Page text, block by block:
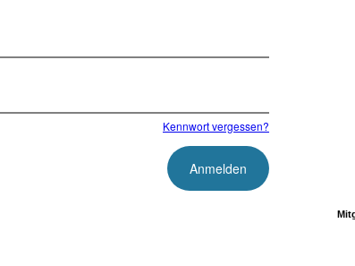
Kennwort vergessen?